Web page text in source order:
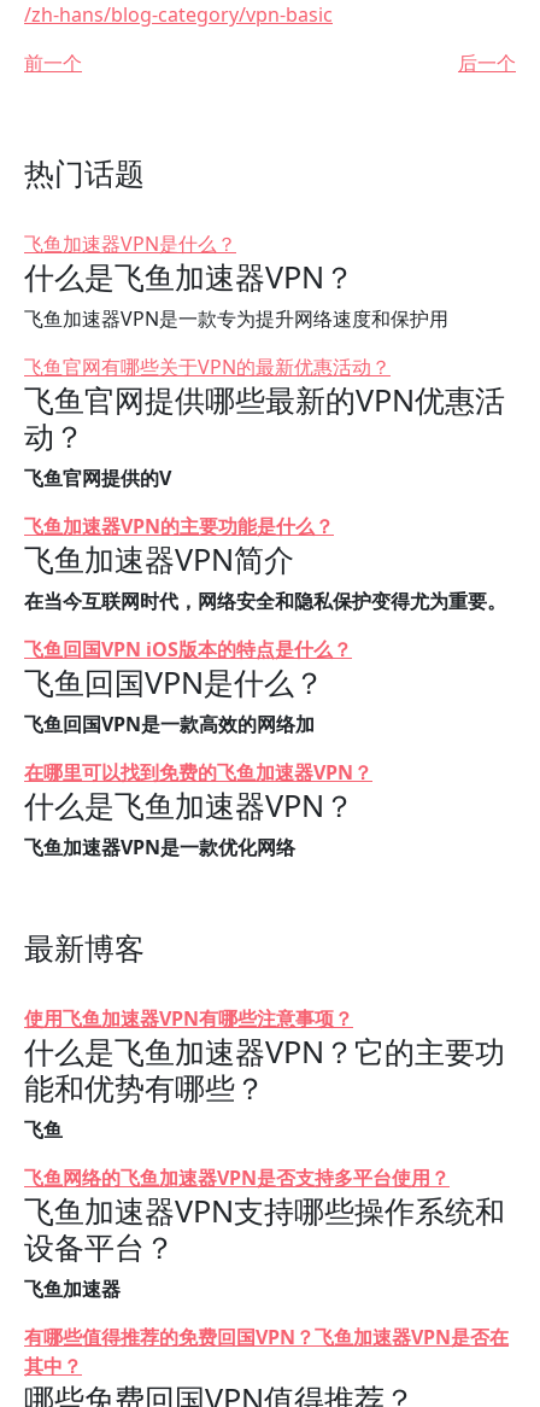
/zh-hans/blog-category/vpn-basic
前一个
后一个
热门话题
飞鱼加速器VPN是什么？
什么是飞鱼加速器VPN？
飞鱼加速器VPN是一款专为提升网络速度和保护用
飞鱼官网有哪些关于VPN的最新优惠活动？
飞鱼官网提供哪些最新的VPN优惠活
动？
飞鱼官网提供的V
飞鱼加速器VPN的主要功能是什么？
飞鱼加速器VPN简介
在当今互联网时代，网络安全和隐私保护变得尤为重要。
飞鱼回国VPN iOS版本的特点是什么？
飞鱼回国VPN是什么？
飞鱼回国VPN是一款高效的网络加
在哪里可以找到免费的飞鱼加速器VPN？
什么是飞鱼加速器VPN？
飞鱼加速器VPN是一款优化网络
最新博客
使用飞鱼加速器VPN有哪些注意事项？
什么是飞鱼加速器VPN？它的主要功
能和优势有哪些？
飞鱼
飞鱼网络的飞鱼加速器VPN是否支持多平台使用？
飞鱼加速器VPN支持哪些操作系统和
设备平台？
飞鱼加速器
有哪些值得推荐的免费回国VPN？飞鱼加速器VPN是否在
其中？
哪些免费回国VPN值得推荐？